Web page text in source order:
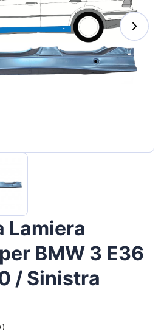
Magyar
Lietuvių
Hrvatski
Português
Lamiera
BMW 3 E36
/ Sinistra
)